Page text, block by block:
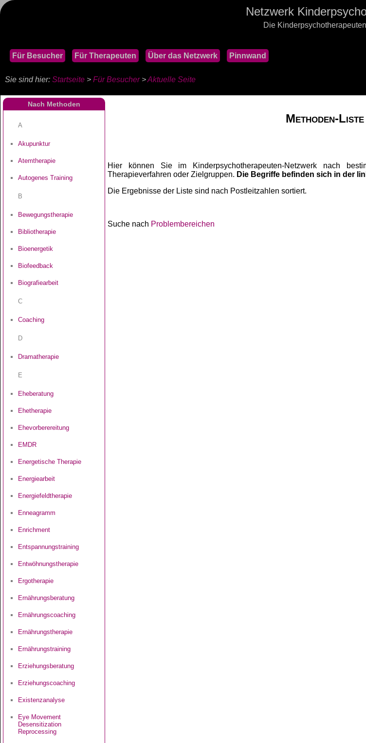
Netzwerk
Die
Für Besucher Für Therapeuten Über das Netzwerk Pinnwand
Sie sind hier: Startseite > Für Besucher>Aktuelle Seite
Nach Methoden
A
Akupunktur
Atemtherapie
Autogenes Training
B
Bewegungstherapie
Bibliotherapie
Bioenergetik
Biofeedback
Biografiearbeit
C
Coaching
D
Dramatherapie
E
Eheberatung
Ehetherapie
Ehevorberereitung
EMDR
Energetische Therapie
Energiearbeit
Energiefeldtherapie
Enneagramm
Enrichment
Entspannungstraining
Entwöhnungstherapie
Ergotherapie
Ernährungsberatung
Ernährungscoaching
Ernährungstherapie
Ernährungstraining
Erziehungsberatung
Erziehungscoaching
Existenzanalyse
Eye Movement
Desensitization
Reprocessing
Methoden-Liste
Hier können Sie im Kinderpsychotherapeuten-Netzwerk nach
Therapieverfahren oder Zielgruppen. Die Begriffe befinden sich in der
Die Ergebnisse der Liste sind nach Postleitzahlen sortiert.
Suche nach Problembereichen